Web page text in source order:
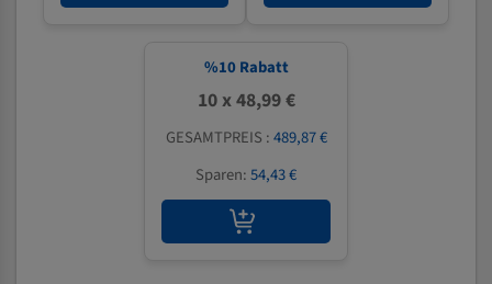
%10 Rabatt
10 x 48,99 €
GESAMTPREIS :489,87 €
Sparen:54,43 €